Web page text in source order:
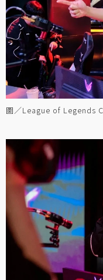
圖／League of Legends